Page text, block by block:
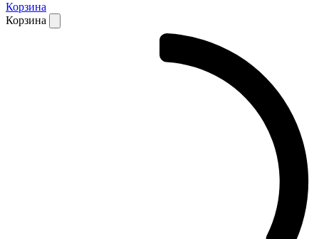
Корзина
Корзина